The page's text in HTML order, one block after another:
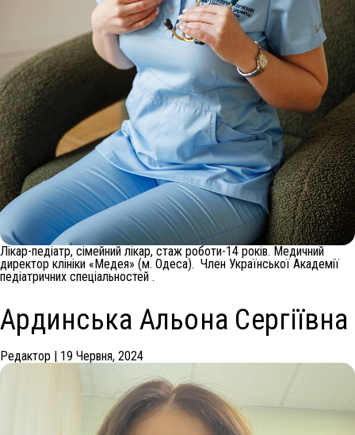
Лікар-педіатр, сімейний лікар, стаж роботи-14 років. Медичний
директор клініки «Медея» (м. Одеса). Член Української Академії
педіатричних спеціальностей .
Ардинська Альона Сергіївна
Редактор 19 Червня, 2024